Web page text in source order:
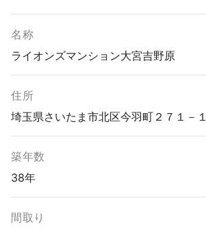
名称
ライオンズマンション大宮吉野原
住所
埼玉県さいたま市北区今羽町２７１－１
築年数
38年
間取り